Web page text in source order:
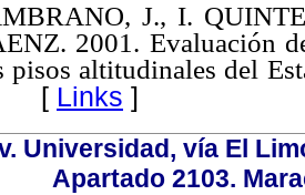
J., I.
2001. Evaluación
pisos altitudinales del
Links ]
Universidad, vía El
Apartado 2103.